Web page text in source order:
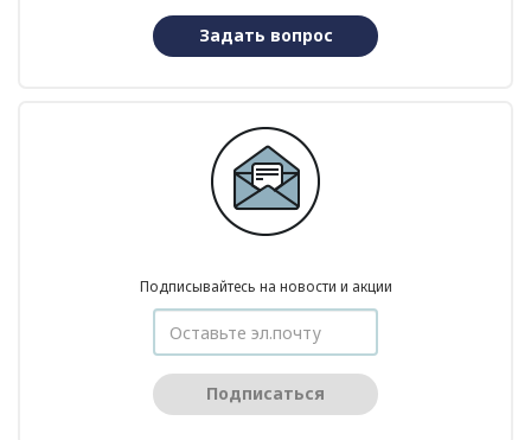
Задать вопрос
Подписывайтесь на новости и акции
Подписаться